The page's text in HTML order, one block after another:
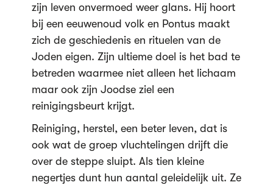
zijn leven onvermoed weer glans. Hij hoort
bij een eeuwenoud volk en Pontus maakt
zich de geschiedenis en rituelen van de
Joden eigen. Zijn ultieme doel is het bad te
betreden waarmee niet alleen het lichaam
maar ook zijn Joodse ziel een
reinigingsbeurt krijgt.
Reiniging, herstel, een beter leven, dat is
ook wat de groep vluchtelingen drijft die
over de steppe sluipt. Als tien kleine
negertjes dunt hun aantal geleidelijk uit. Ze